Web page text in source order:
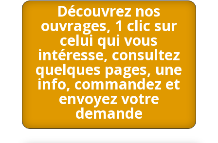
Découvrez nos
ouvrages, 1 clic sur
celui qui vous
intéresse, consultez
quelques pages, une
info, commandez et
envoyez votre
demande